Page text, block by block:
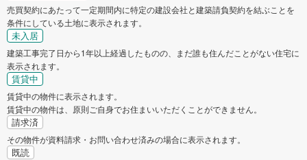
売買契約にあたって一定期間内に特定の建設会社と建築請負契約を結ぶことを
条件にしている土地に表示されます。
未入居
建築工事完了日から1年以上経過したものの、まだ誰も住んだことがない住宅に
表示されます。
賃貸中
賃貸中の物件に表示されます。
賃貸中の物件は、原則ご自身でお住まいいただくことができません。
請求済
その物件が資料請求・お問い合わせ済みの場合に表示されます。
既読